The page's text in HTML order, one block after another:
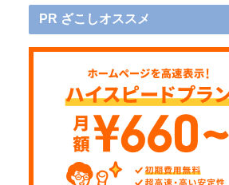
PR ざこしオススメ